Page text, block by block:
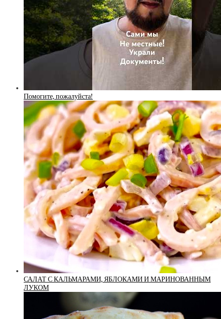
Помогите, пожалуйста!
САЛАТ С КАЛЬМАРАМИ, ЯБЛОКАМИ И МАРИНОВАННЫМ
ЛУКОМ